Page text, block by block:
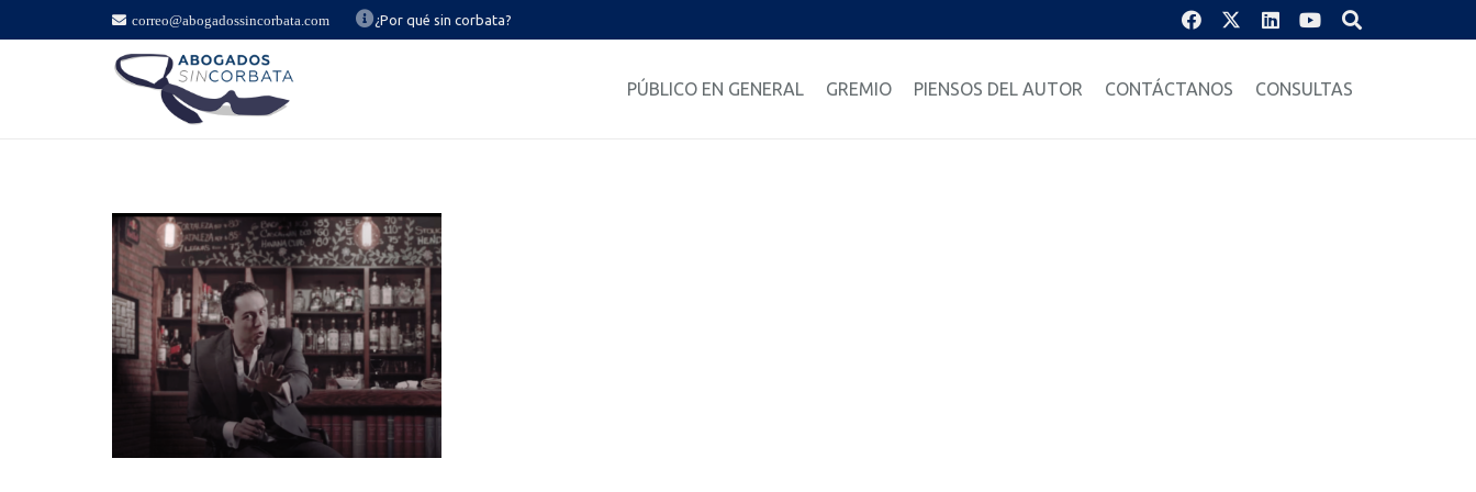
correo@abogadossincorbata.com ¿Por qué sin corbata?
PÚBLICO EN GENERAL GREMIO PIENSOS DEL AUTOR CONTÁCTANOS CONSULTAS